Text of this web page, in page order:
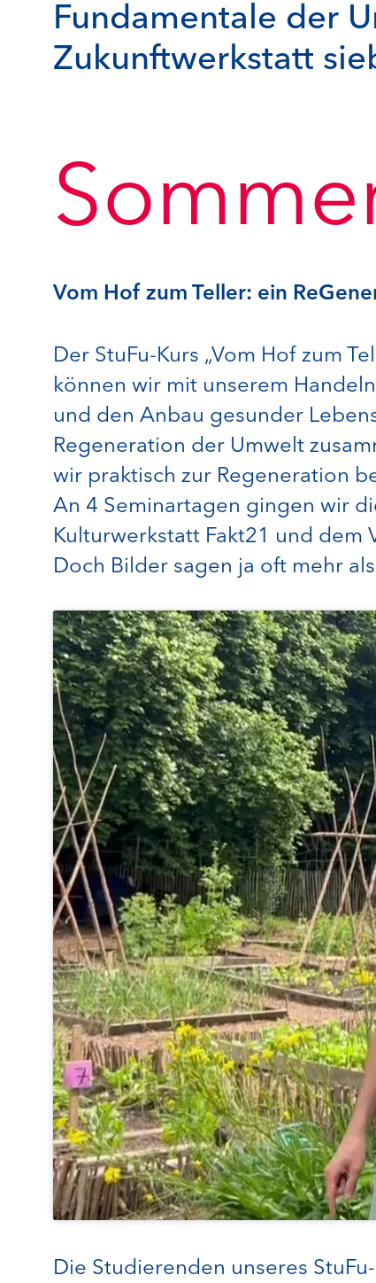
Fundamentale der
Zukunftwerkstatt
Vom Hof zum Teller: ein
Der StuFu-Kurs „Vom Hof zum
können wir mit unserem
und den Anbau gesunder
Regeneration der Umwelt
wir praktisch zur Regeneration
An 4 Seminartagen gingen wir
Kulturwerkstatt Fakt21 und dem
Doch Bilder sagen ja oft mehr
Die Studierenden unseres